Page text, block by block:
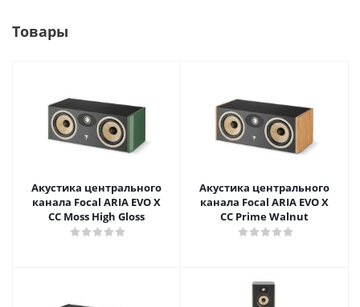
Товары
Акустика центрального
канала Focal ARIA EVO X
CC Moss High Gloss
Акустика центрального
канала Focal ARIA EVO X
CC Prime Walnut